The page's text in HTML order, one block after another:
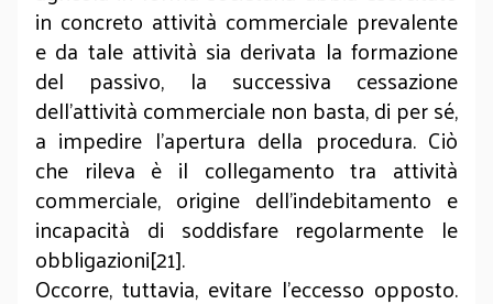
in concreto attività commerciale prevalente
e da tale attività sia derivata la formazione
del passivo, la successiva cessazione
dell’attività commerciale non basta, di per sé,
a impedire l’apertura della procedura. Ciò
che rileva è il collegamento tra attività
commerciale, origine dell’indebitamento e
incapacità di soddisfare regolarmente le
obbligazioni[21].
Occorre, tuttavia, evitare l’eccesso opposto.